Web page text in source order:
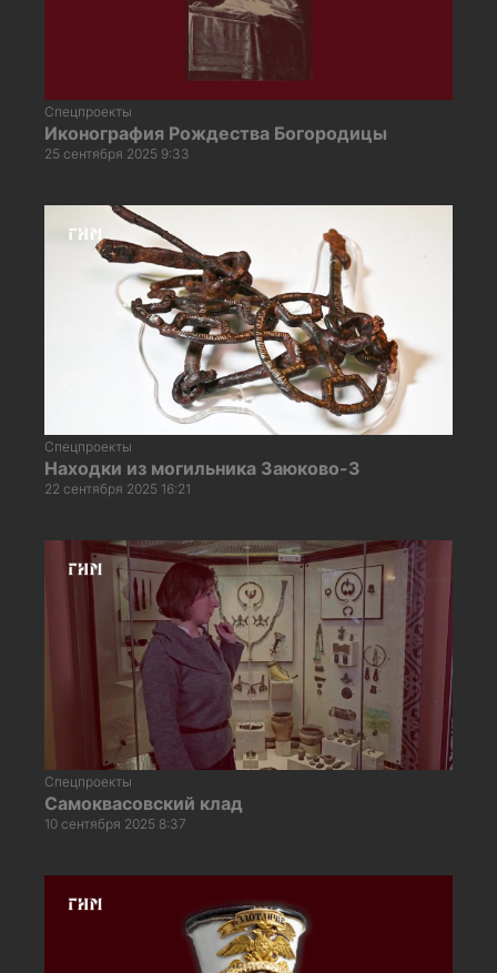
Спецпроекты
Иконография Рождества Богородицы
25 сентября 2025 9:33
Спецпроекты
Находки из могильника Заюково-3
22 сентября 2025 16:21
Спецпроекты
Самоквасовский клад
10 сентября 2025 8:37